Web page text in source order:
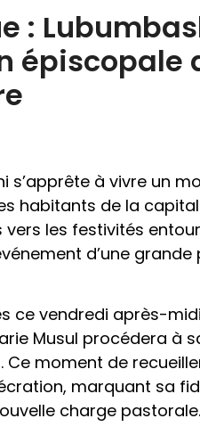
:
épiscopale
s’apprête à vivre un
habitants de la
les festivités
d’une
ce vendredi après-
Musul procédera à
Ce moment de
marquant sa
charge pastorale.